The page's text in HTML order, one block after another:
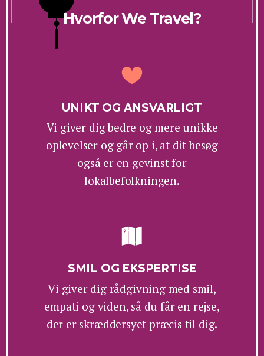
Hvorfor We Travel?
UNIKT OG ANSVARLIGT
Vi giver dig bedre og mere unikke
oplevelser og går op i, at dit besøg
også er en gevinst for
lokalbefolkningen.
SMIL OG EKSPERTISE
Vi giver dig rådgivning med smil,
empati og viden, så du får en rejse,
der er skræddersyet præcis til dig.